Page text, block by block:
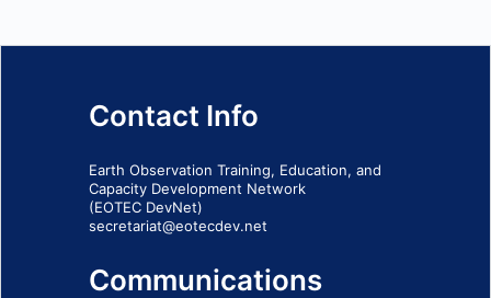
Contact Info
Earth Observation Training, Education, and
Capacity Development Network
(EOTEC DevNet)
secretariat@eotecdev.net
Communications